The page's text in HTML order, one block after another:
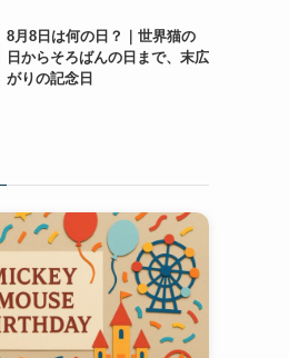
8月8日は何の日？｜世界猫の
日からそろばんの日まで、末広
がりの記念日